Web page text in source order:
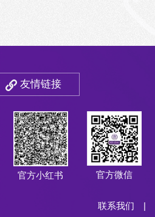
友情链接
官方小红书 官方微信
联系我们 |